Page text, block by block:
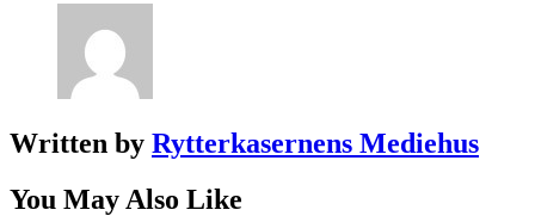
Written by Rytterkasernens Mediehus
You May Also Like